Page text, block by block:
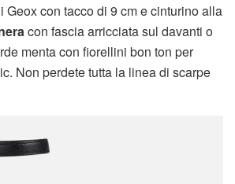
Geox con tacco di 9 cm e cinturino alla
con fascia arricciata sul davanti o
menta con fiorellini bon ton per
Non perdete tutta la linea di scarpe